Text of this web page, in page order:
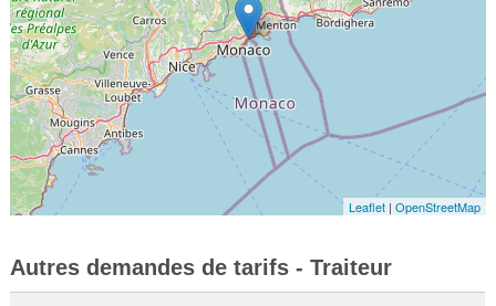
Leaflet |OpenStreetMap
Autres demandes de tarifs - Traiteur